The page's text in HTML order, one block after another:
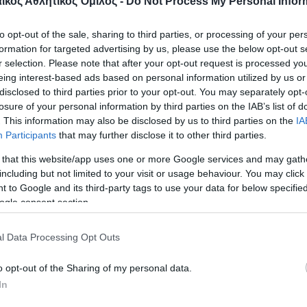
opt-out of the sale, sharing to third parties, or processing of your
for targeted advertising by us, please use the below opt-out
selection. Please note that after your opt-out request is processed
interest-based ads based on personal information utilized by us
to third parties prior to your opt-out. You may separately
of your personal information by third parties on the IAB’s list of
This information may also be disclosed by us to third parties on the
Participants that may further disclose it to other third parties.
that this website/app uses one or more Google services and may
but not limited to your visit or usage behaviour. You may
to Google and its third-party tags to use your data for below
consent section.
Data Processing Opt Outs
opt-out of the Sharing of my personal data.
Παναθηναϊκού είναι μία και έχει πάνω της το
περαστικοί από τον Παναθηναϊκό».
τον κόσμο του Παναθηναϊκού γιατί μα
έδινε σημασία στη εμφάνιση μας αλλά στον
αστροναύτη να παίζαμε, πάλι το ίδιο
ένα βίντεο με κάποιες από τις
Παναθηναϊκό.
ο Πρόεδρος του Παναθηναϊκού Α.Ο.
μάνατζερ κ. Βασίλης Πιστιόλης έδωσαν έναν
με ξεχωριστές στιγμές της Ρούξι, στη μητέρα